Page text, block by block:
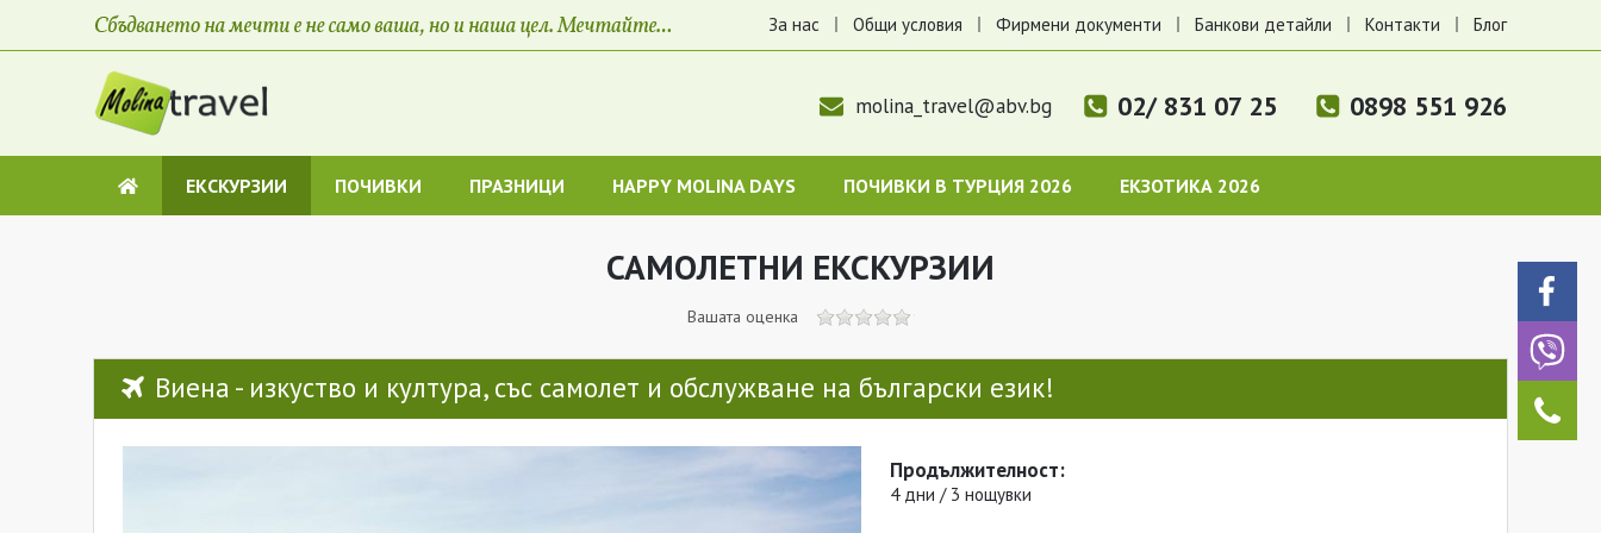
За нас Общи условия Фирмени документи Банкови детайли Контакти Блог
02/ 831 07 25 0898 551 926
molina_travel@abv.bg
ЕКСКУРЗИИ ПОЧИВКИ ПРАЗНИЦИ HAPPY MOLINA DAYS ПОЧИВКИ В ТУРЦИЯ 2026 ЕКЗОТИКА 2026
САМОЛЕТНИ ЕКСКУРЗИИ
Вашата оценка
Виена - изкуство и култура, със самолет и обслужване на български език!
Продължителност:
4 дни / 3 нощувки